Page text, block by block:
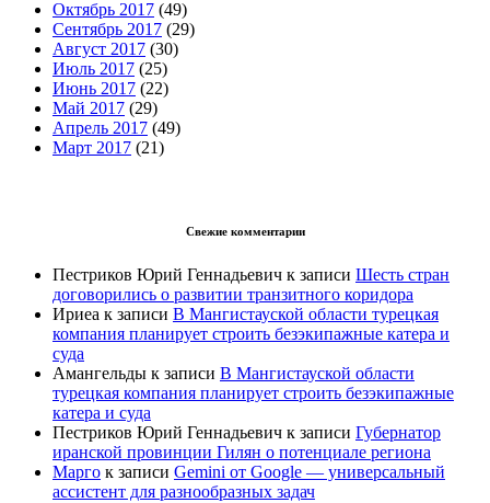
Октябрь 2017 (49)
Сентябрь 2017 (29)
Август 2017 (30)
Июль 2017 (25)
Июнь 2017 (22)
Май 2017 (29)
Апрель 2017 (49)
Март 2017 (21)
Свежие комментарии
Пестриков Юрий Геннадьевич к записи Шесть стран
договорились о развитии транзитного коридора
Ириеа к записи В Мангистауской области турецкая
компания планирует строить безэкипажные катера и
суда
Амангельды к записи В Мангистауской области
турецкая компания планирует строить безэкипажные
катера и суда
Пестриков Юрий Геннадьевич к записи Губернатор
иранской провинции Гилян о потенциале региона
Марго к записи Gemini от Google — универсальный
ассистент для разнообразных задач